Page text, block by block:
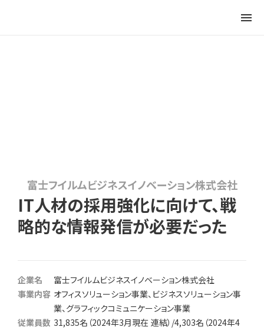
menu
富士フイルムビジネスイノベーション株式会社
IT人材の採用強化に向けて、戦
略的な情報発信が必要だった
企業名
富士フイルムビジネスイノベーション株式会社
事業内容 オフィスソリューション事業、ビジネスソリューション事
業、グラフィックコミュニケーション事業
従業員数 31,835名（2024年3月現在 連結）/4,303名（2024年4